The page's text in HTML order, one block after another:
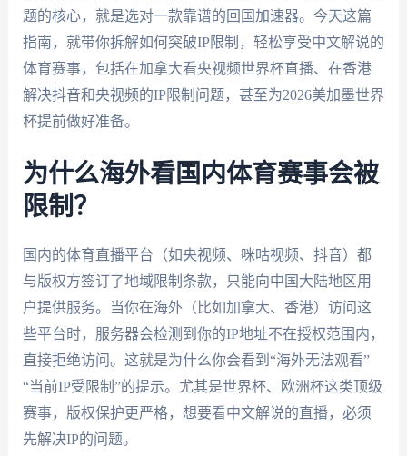
题的核心，就是选对一款靠谱的回国加速器。今天这篇
指南，就带你拆解如何突破IP限制，轻松享受中文解说的
体育赛事，包括在加拿大看央视频世界杯直播、在香港
解决抖音和央视频的IP限制问题，甚至为2026美加墨世界
杯提前做好准备。
为什么海外看国内体育赛事会被
限制？
国内的体育直播平台（如央视频、咪咕视频、抖音）都
与版权方签订了地域限制条款，只能向中国大陆地区用
户提供服务。当你在海外（比如加拿大、香港）访问这
些平台时，服务器会检测到你的IP地址不在授权范围内，
直接拒绝访问。这就是为什么你会看到“海外无法观看”
“当前IP受限制”的提示。尤其是世界杯、欧洲杯这类顶级
赛事，版权保护更严格，想要看中文解说的直播，必须
先解决IP的问题。